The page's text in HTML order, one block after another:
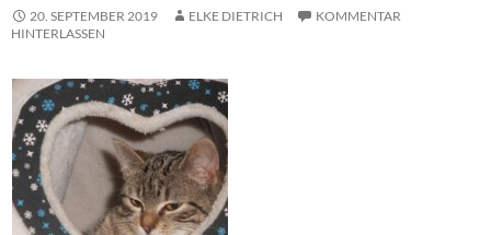
20. SEPTEMBER 2019 ELKE DIETRICH
KOMMENTAR
HINTERLASSEN